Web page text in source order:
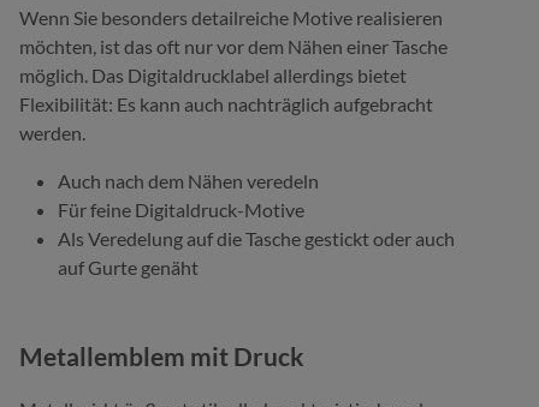
Wenn Sie besonders detailreiche Motive realisieren
möchten, ist das oft nur vor dem Nähen einer Tasche
möglich. Das Digitaldrucklabel allerdings bietet
Flexibilität: Es kann auch nachträglich aufgebracht
werden.
Auch nach dem Nähen veredeln
Für feine Digitaldruck-Motive
Als Veredelung auf die Tasche gestickt oder auch
auf Gurte genäht
Metallemblem mit Druck